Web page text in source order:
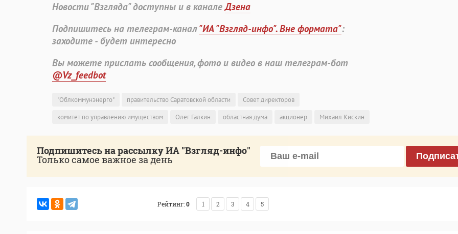
Новости "Взгляда" доступны и в каналеДзена
Подпишитесь на телеграм-канал"ИА "Взгляд-инфо". Вне формата":
заходите - будет интересно
Вы можете прислать сообщения, фото и видео в наш телеграм-бот
@Vz_feedbot
"Облкоммунэнерго" правительство Саратовской области
Совет директоров
комитет по управлению имуществом
Олег Галкин областная дума акционер Михаил Кискин
Подпишитесь на рассылку ИА "Взгляд-инфо"
Только самое важное за день
Рейтинг:0 1 2 3 4 5